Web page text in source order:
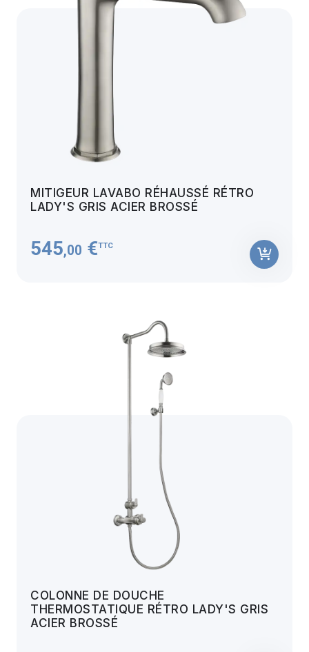
MITIGEUR LAVABO RÉHAUSSÉ RÉTRO
LADY'S GRIS ACIER BROSSÉ
545,00 €TTC
COLONNE DE DOUCHE
THERMOSTATIQUE RÉTRO LADY'S GRIS
ACIER BROSSÉ